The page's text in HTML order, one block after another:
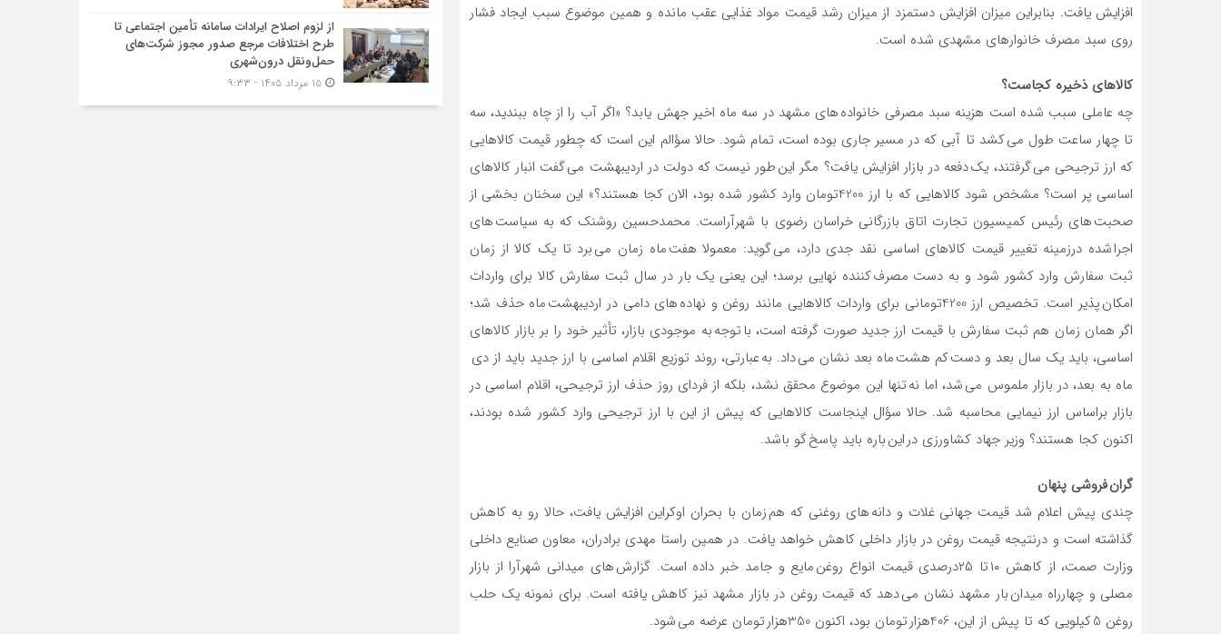
افزایش یافت. بنابراین میزان افزایش دستمزد از میزان رشد قیمت مواد غذایی عقب مانده و همین موضوع سبب ایجاد فشار
روی سبد مصرف خانوارهای مشهدی شده است.
کالاهای ذخیره کجاست؟
چه عاملی سبب شده است هزینه سبد مصرفی خانواده های مشهد در سه ماه اخیر جهش یابد؟ «اگر آب را از چاه ببندید، سه
تا چهار ساعت طول می کشد تا آبی که در مسیر جاری بوده است، تمام شود. حالا سؤالم این است که چطور قیمت کالاهایی
که ارز ترجیحی می گرفتند، یک دفعه در بازار افزایش یافت؟ مگر این طور نیست که دولت در اردیبهشت می گفت انبار کالاهای
اساسی پر است؟ مشخص شود کالاهایی که با ارز 4200تومان وارد کشور شده بود، الان کجا هستند؟» این سخنان بخشی از
صحبت های رئیس کمیسیون تجارت اتاق بازرگانی خراسان رضوی با شهرآراست. محمدحسین روشنک که به سیاست های
اجرا شده درزمینه تغییر قیمت کالاهای اساسی نقد جدی دارد، می گوید: معمولا هفت ماه زمان می برد تا یک کالا از زمان
ثبت سفارش وارد کشور شود و به دست مصرف کننده نهایی برسد؛ این یعنی یک بار در سال ثبت سفارش کالا برای واردات
امکان پذیر است. تخصیص ارز 4200تومانی برای واردات کالاهایی مانند روغن و نهاده های دامی در اردیبهشت ماه حذف شد؛
اگر همان زمان هم ثبت سفارش با قیمت ارز جدید صورت گرفته است، با توجه به موجودی بازار، تأثیر خود را بر بازار کالاهای
اساسی، باید یک سال بعد و دست کم هشت ماه بعد نشان می داد. به عبارتی، روند توزیع اقلام اساسی با ارز جدید باید از دی
ماه به بعد، در بازار ملموس می شد، اما نه تنها این موضوع محقق نشد، بلکه از فردای روز حذف ارز ترجیحی، اقلام اساسی در
بازار براساس ارز نیمایی محاسبه شد. حالا سؤال اینجاست کالاهایی که پیش از این با ارز ترجیحی وارد کشور شده بودند،
اکنون کجا هستند؟ وزیر جهاد کشاورزی در این باره باید پاسخ گو باشد.
گران فروشی پنهان
چندی پیش اعلام شد قیمت جهانی غلات و دانه های روغنی که هم زمان با بحران اوکراین افزایش یافت، حالا رو به کاهش
گذاشته است و درنتیجه قیمت روغن در بازار داخلی کاهش خواهد یافت. در همین راستا مهدی برادران، معاون صنایع داخلی
وزارت صمت، از کاهش ۱۰ تا ۲۵درصدی قیمت انواع روغن مایع و جامد خبر داده است. گزارش های میدانی شهرآرا از بازار
مصلی و چهارراه میدان بار مشهد نشان می دهد که قیمت روغن در بازار مشهد نیز کاهش یافته است. برای نمونه یک حلب
روغن 5 کیلویی که تا پیش از این، 406هزار تومان بود، اکنون 350هزار تومان عرضه می شود.
از لزوم اصلاح ایرادات سامانه تأمین اجتماعی تا
طرح اختلافات مرجع صدور مجوز شرکت‌های
حمل‌ونقل درون‌شهری
۱۵ مرداد ۱۴۰۵ - ۹:۳۳